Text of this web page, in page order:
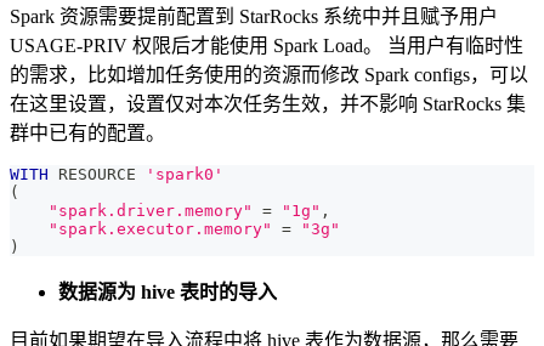
Spark 资源需要提前配置到 StarRocks 系统中并且赋予用户
USAGE-PRIV 权限后才能使用 Spark Load。 当用户有临时性
的需求，比如增加任务使用的资源而修改 Spark configs，可以
在这里设置，设置仅对本次任务生效，并不影响 StarRocks 集
群中已有的配置。
WITH RESOURCE
'spark0'
(
"spark.driver.memory"
= "1g" ,
"spark.executor.memory"
=
"3g"
)
数据源为 hive 表时的导入
目前如果期望在导入流程中将 hive 表作为数据源，那么需要